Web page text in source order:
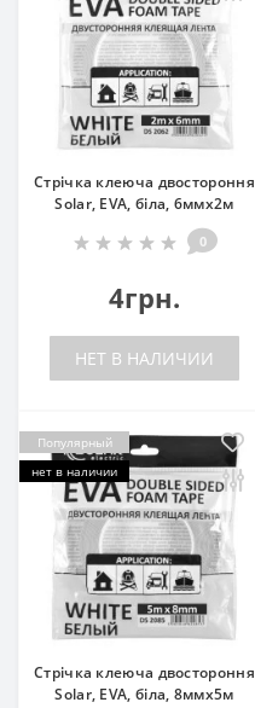
Стрічка клеюча двостороння
Solar, EVA, біла, 6ммx2м
0
4грн.
НЕТ В НАЛИЧИИ
Популярный
нет в наличии
Стрічка клеюча двостороння
Solar, EVA, біла, 8ммx5м